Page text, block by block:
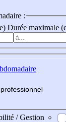
:
Durée maximale
fessionnel
/ Gestion